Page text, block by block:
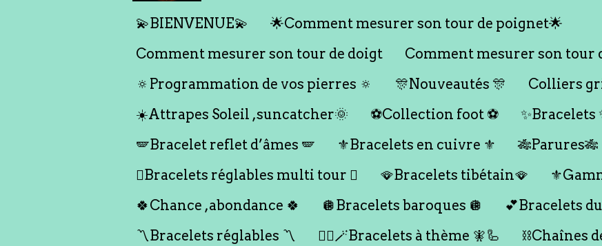
💫BIENVENUE💫
🌟Comment mesurer son tour de poignet🌟
Comment mesurer son tour de doigt
Comment mesurer son tour
🔅Programmation de vos pierres 🔅
🎊Nouveautés 🎊
Colliers
☀️Attrapes Soleil ,suncatcher🌞
⚽️Collection foot ⚽️
✨Bracelets
🪽Bracelet reflet d’âmes 🪽
⚜️Bracelets en cuivre ⚜️ 🎋Parures🎋
🪎Bracelets réglables multi tour 🪎
🪭Bracelets tibétain🪭
🍀Chance ,abondance 🍀
🪩Bracelets baroques 🪩
💕Bracelets
〽️Bracelets réglables 〽️
🧞‍♂️🪄Bracelets à thème 🧚🦾
⛓️Chaînes